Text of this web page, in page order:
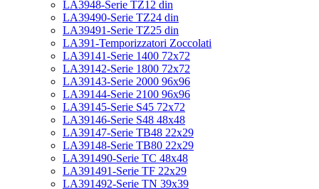
LA3948-Serie TZ12 din
LA39490-Serie TZ24 din
LA39491-Serie TZ25 din
LA391-Temporizzatori Zoccolati
LA39141-Serie 1400 72x72
LA39142-Serie 1800 72x72
LA39143-Serie 2000 96x96
LA39144-Serie 2100 96x96
LA39145-Serie S45 72x72
LA39146-Serie S48 48x48
LA39147-Serie TB48 22x29
LA39148-Serie TB80 22x29
LA391490-Serie TC 48x48
LA391491-Serie TF 22x29
LA391492-Serie TN 39x39